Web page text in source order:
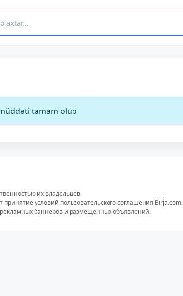
tamam olub
их владельцев.
условий пользовательского соглашения Birja.com.
баннеров и размещенных объявлений.